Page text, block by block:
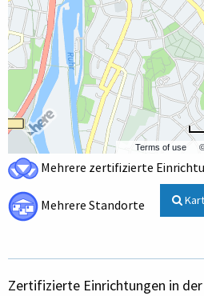
Terms of use
Mehrere zertifizierte
Mehrere Standorte
Zertifizierte Einrichtungen in